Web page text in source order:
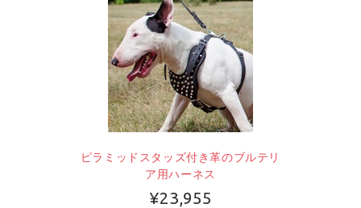
ピラミッドスタッズ付き革のブルテリ
ア用ハーネス
¥23,955